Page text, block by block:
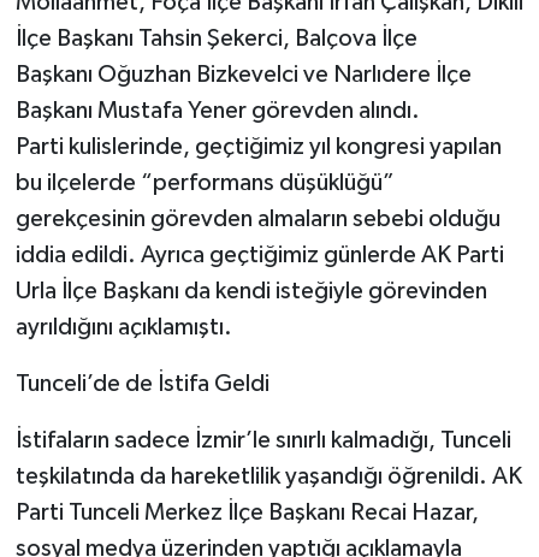
İlçe Başkanı Tahsin Şekerci, Balçova İlçe
Başkanı Oğuzhan Bizkevelci ve Narlıdere İlçe
Başkanı Mustafa Yener görevden alındı.
Parti kulislerinde, geçtiğimiz yıl kongresi yapılan
bu ilçelerde “performans düşüklüğü”
gerekçesinin görevden almaların sebebi olduğu
iddia edildi. Ayrıca geçtiğimiz günlerde AK Parti
Urla İlçe Başkanı da kendi isteğiyle görevinden
ayrıldığını açıklamıştı.
Tunceli’de de İstifa Geldi
İstifaların sadece İzmir’le sınırlı kalmadığı, Tunceli
teşkilatında da hareketlilik yaşandığı öğrenildi. AK
Parti Tunceli Merkez İlçe Başkanı Recai Hazar,
sosyal medya üzerinden yaptığı açıklamayla